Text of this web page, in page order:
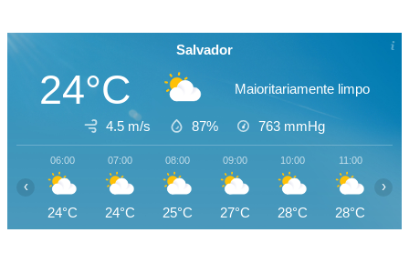
Salvador
24°C Maioritariamente limpo
4.5 m/s 87% 763 mmHg
06:00
24°C
07:00
24°C
08:00
25°C
09:00
27°C
10:00
28°C
11:00
28°C
‹ ›